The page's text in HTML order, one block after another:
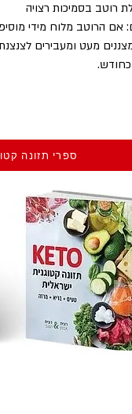
רוטב בסמיכות רצויה
אם הרוטב מלוח מידי
מעט ומעבירים
ספרי תזונה